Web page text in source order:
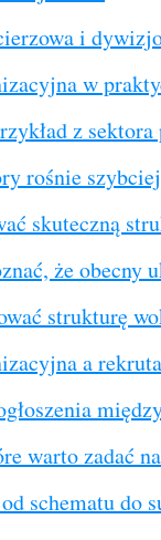
i
w
z
rośnie
skuteczną
że obecny
strukturę
a
warto zadać
schematu do